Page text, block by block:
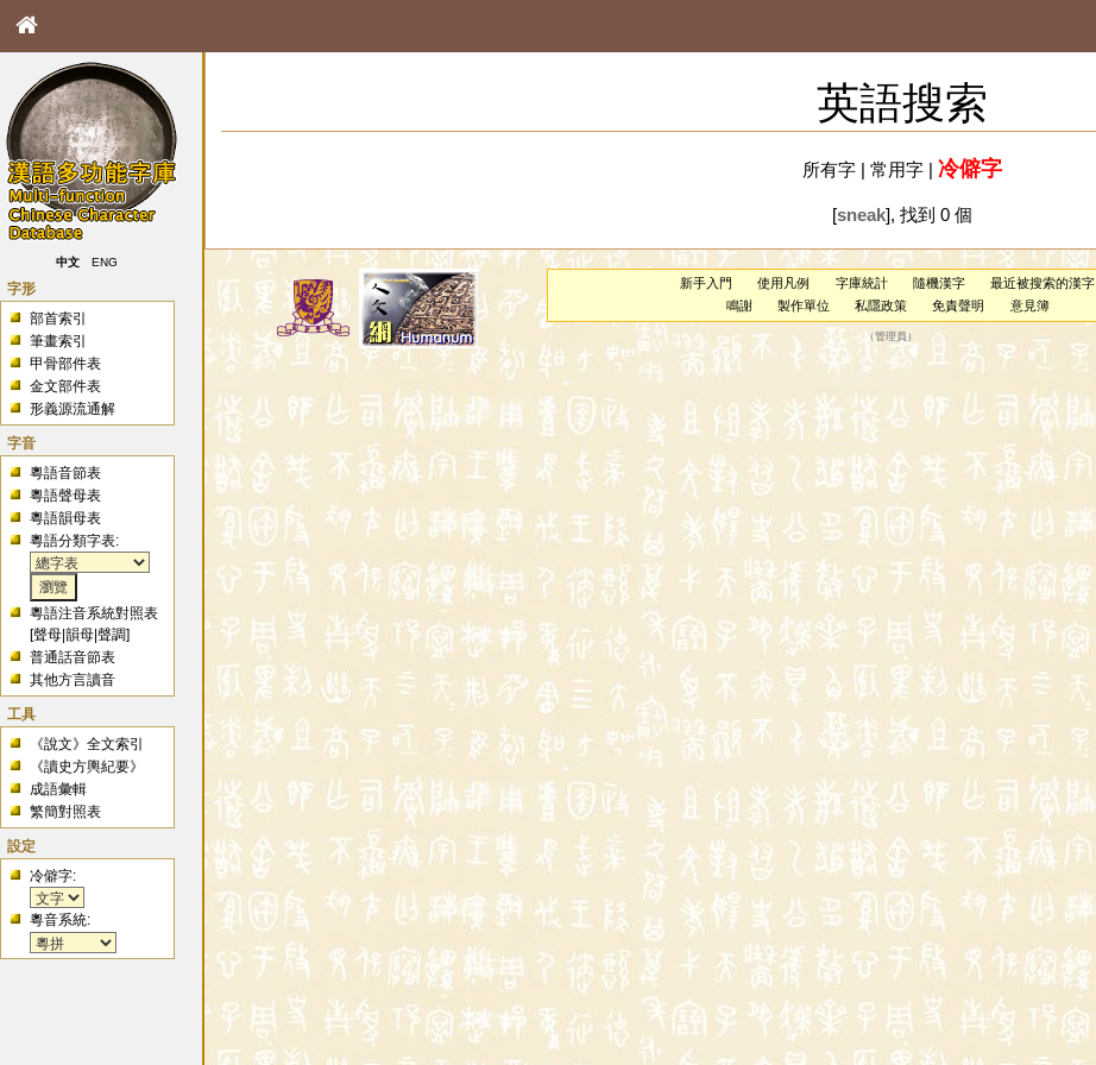
中文 ENG
字形
部首索引
筆畫索引
甲骨部件表
金文部件表
形義源流通解
字音
粵語音節表
粵語聲母表
粵語韻母表
粵語分類字表:
粵語注音系統對照表
[聲母 |韻母 |聲調]
普通話音節表
其他方言讀音
工具
《說文》全文索引
《讀史方輿紀要》
成語彙輯
繁簡對照表
設定
冷僻字:
粵音系統:
英語搜索
所有字| 常用字| 冷僻字
[sneak], 找到 0 個
新手入門 使用凡例 字庫統計 隨機漢字
最近被搜索的漢字
鳴謝
製作單位 私隱政策 免責聲明 意見簿
（管理員 ）